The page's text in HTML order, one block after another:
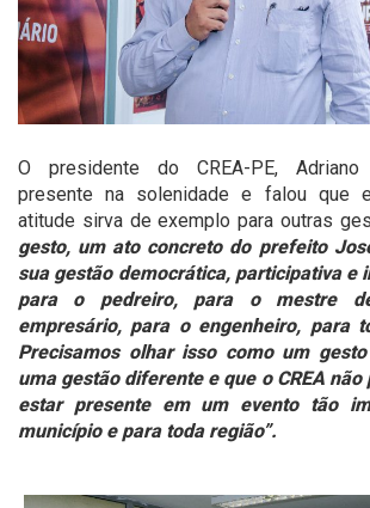
O presidente do CREA-PE, Adriano
presente na solenidade e falou que
atitude sirva de exemplo para outras
gesto, um ato concreto do prefeito
sua gestão democrática, participativa e
para o pedreiro, para o mestre
empresário, para o engenheiro, para
Precisamos olhar isso como um
uma gestão diferente e que o CREA
estar presente em um evento tão
município e para toda região”.